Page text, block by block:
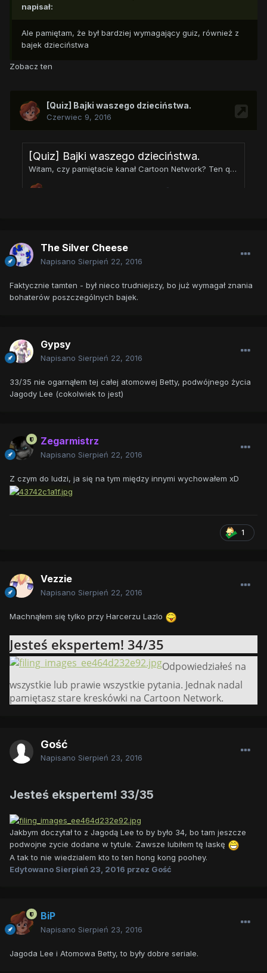
napisał:
Ale pamiętam, że był bardziej wymagający guiz, również z
bajek dzieciństwa
Zobacz ten
The Silver Cheese
Napisano Sierpień 22, 2016
Faktycznie tamten - był nieco trudniejszy, bo już wymagał znania
bohaterów poszczególnych bajek.
Gypsy
Napisano Sierpień 22, 2016
33/35 nie ogarnąłem tej całej atomowej Betty, podwójnego życia
Jagody Lee (cokolwiek to jest)
Zegarmistrz
Napisano Sierpień 22, 2016
Z czym do ludzi, ja się na tym między innymi wychowałem xD
1
Vezzie
Napisano Sierpień 22, 2016
Machnąłem się tylko przy Harcerzu Lazlo
Jesteś ekspertem! 34/35
Odpowiedziałeś na
wszystkie lub prawie wszystkie pytania. Jednak nadal
pamiętasz stare kreskówki na Cartoon Network.
Gość
Napisano Sierpień 23, 2016
Jesteś ekspertem! 33/35
Jakbym doczytał to z Jagodą Lee to by było 34, bo tam jeszcze
podwojne zycie dodane w tytule. Zawsze lubiłem tę laskę
A tak to nie wiedzialem kto to ten hong kong poohey.
Edytowano Sierpień 23, 2016 przez Gość
BiP
Napisano Sierpień 23, 2016
Jagoda Lee i Atomowa Betty, to były dobre seriale.